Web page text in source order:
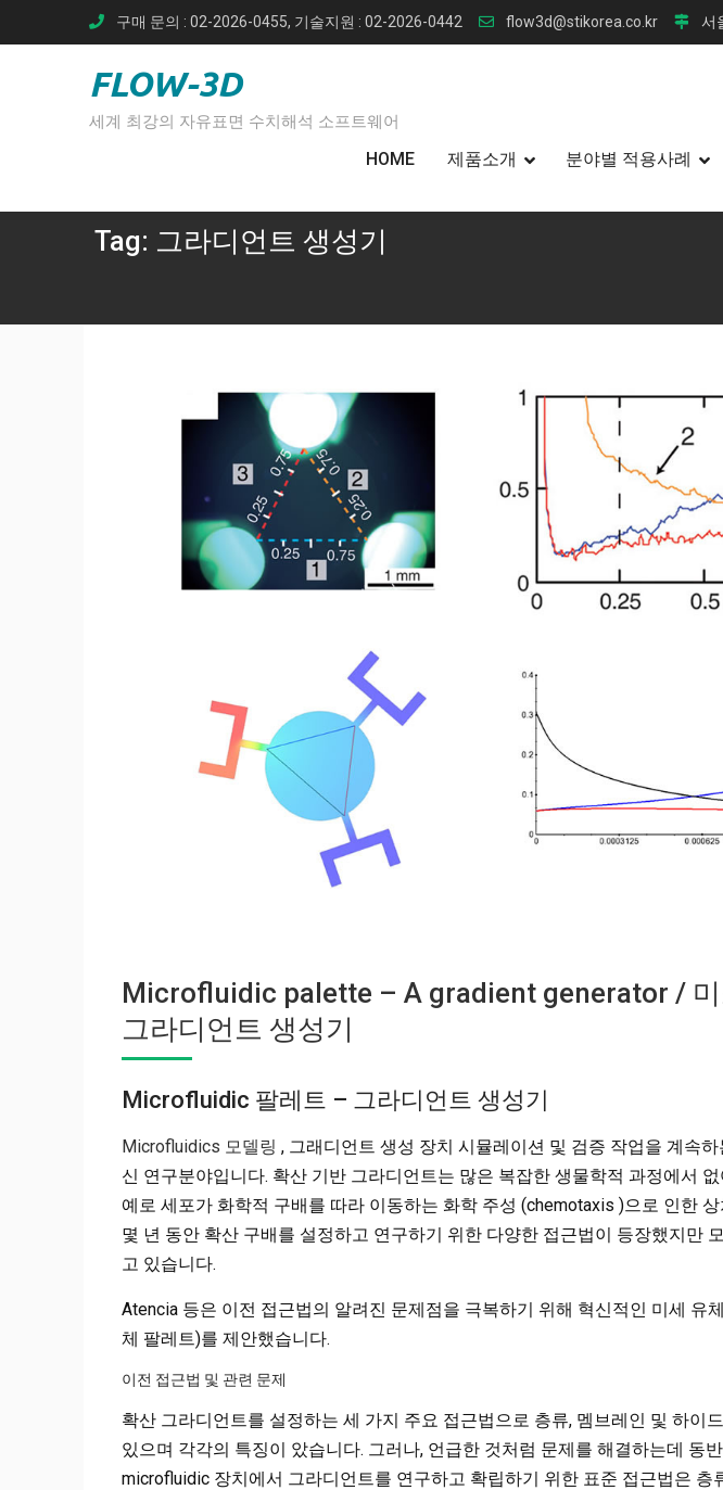
to
구매 문의 : 02-2026-0455, 기술지원 : 02-2026-0442 flow3d@stikorea.co.kr 서
FLOW-3D
세계 최강의 자유표면 수치해석 소프트웨어
HOME 제품소개 분야별 적용사례
Tag: 그라디언트 생성기
Microfluidic palette – A gradient generator /
그라디언트 생성기
Microfluidic 팔레트 – 그라디언트 생성기
Microfluidics 모델링 , 그래디언트 생성 장치 시뮬레이션 및 검증 작업을 계속
신 연구분야입니다. 확산 기반 그라디언트는 많은 복잡한 생물학적 과정에서
예로 세포가 화학적 구배를 따라 이동하는 화학 주성 (chemotaxis )으로 인한
몇 년 동안 확산 구배를 설정하고 연구하기 위한 다양한 접근법이 등장했지만
고 있습니다.
Atencia 등은 이전 접근법의 알려진 문제점을 극복하기 위해 혁신적인 미세 유
체 팔레트)를 제안했습니다.
이전 접근법 및 관련 문제
확산 그라디언트를 설정하는 세 가지 주요 접근법으로 층류, 멤브레인 및 하이
있으며 각각의 특징이 았습니다. 그러나, 언급한 것처럼 문제를 해결하는데 동
microfluidic 장치에서 그라디언트를 연구하고 확립하기 위한 표준 접근법은 층